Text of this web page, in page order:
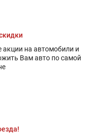
на автомобили и
Вам авто по самой